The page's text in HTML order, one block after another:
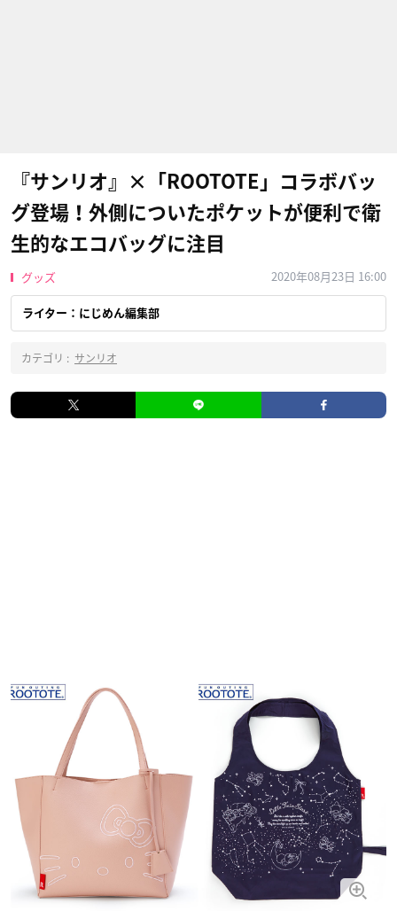
『サンリオ』×「ROOTOTE」コラボバッ
グ登場！外側についたポケットが便利で衛
生的なエコバッグに注目
グッズ 2020年08月23日 16:00
ライター：にじめん編集部
カテゴリ : サンリオ